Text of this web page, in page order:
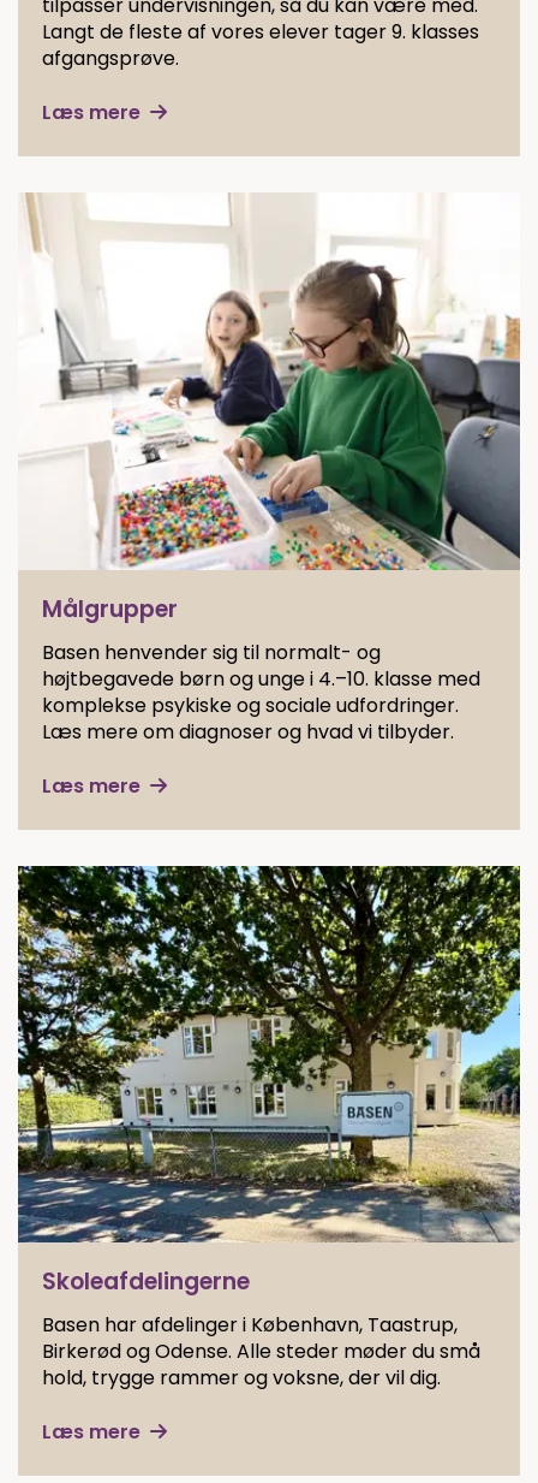
tilpasser undervisningen, så du kan være med.
Langt de fleste af vores elever tager 9. klasses
afgangsprøve.
Læs mere
Målgrupper
Basen henvender sig til normalt- og
højtbegavede børn og unge i 4.–10. klasse med
komplekse psykiske og sociale udfordringer.
Læs mere om diagnoser og hvad vi tilbyder.
Læs mere
Skoleafdelingerne
Basen har afdelinger i København, Taastrup,
Birkerød og Odense. Alle steder møder du små
hold, trygge rammer og voksne, der vil dig.
Læs mere